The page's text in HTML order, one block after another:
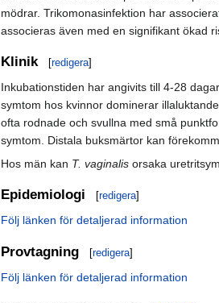
mödrar. Trikomonasinfektion har
associeras även med en signifikant ökad
Klinik [redigera]
Inkubationstiden har angivits till 4-28
symtom hos kvinnor dominerar
ofta rodnade och svullna med små
symtom. Distala buksmärtor kan
Hos män kan T. vaginalis orsaka
Epidemiologi [redigera]
Följ länken för detaljerad information
Provtagning [redigera]
Följ länken för detaljerad information